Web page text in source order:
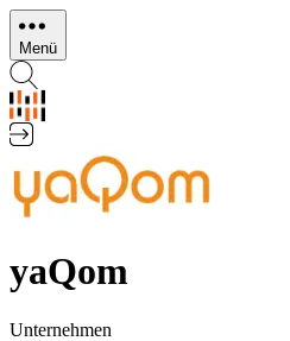
Direkt
zum
Inhalt
Menü
yaQom
Unternehmen